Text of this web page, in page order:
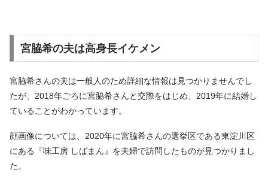
宮脇希の夫は高身長イケメン
宮脇希さんの夫は一般人のため詳細な情報は見つかりませんでし
たが、2018年ごろに宮脇希さんと交際をはじめ、2019年に結婚し
ていることがわかっています。
顔画像については、2020年に宮脇希さんの選挙区である東淀川区
にある『味工房 しばまん』を夫婦で訪問したものが見つかりまし
た。